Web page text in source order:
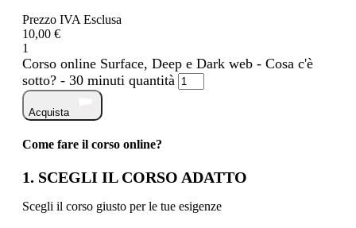
Prezzo IVA Esclusa
10,00 €
1
Corso online Surface, Deep e Dark web - Cosa c'è
sotto? - 30 minuti quantità
Acquista
Come fare il corso online?
1. SCEGLI IL CORSO ADATTO
Scegli il corso giusto per le tue esigenze